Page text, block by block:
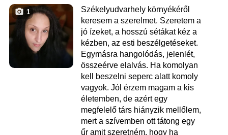
1
Székelyudvarhely környékéről
keresem a szerelmet. Szeretem a
jó ízeket, a hosszú sétákat kéz a
kézben, az esti beszélgetéseket.
Egymásra hangolódás, jelenlét,
összeérve elalvás. Ha komolyan
kell beszelni seperc alatt komoly
vagyok. Jól érzem magam a kis
életemben, de azért egy
megfelelő társ hiányzik mellőlem,
mert a szívemben ott tátong egy
űr amit szeretném, hogy ha